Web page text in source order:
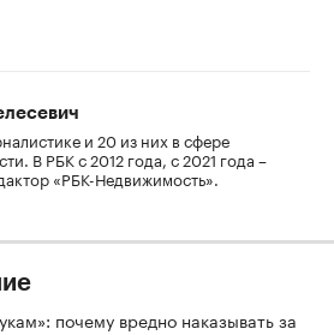
и 20 из них в сфере
В РБК с 2012 года, с 2021 года –
«РБК-Недвижимость».
почему вредно наказывать за